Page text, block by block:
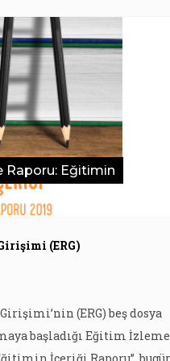
Raporu: Eğitimin
(ERG)
(ERG) beş dosya
başladığı Eğitim İzleme